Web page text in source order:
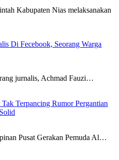
Kabupaten Nias melaksanakan
Di Fecebook, Seorang Warga
jurnalis, Achmad Fauzi…
Terpancing Rumor Pergantian
Pusat Gerakan Pemuda Al…